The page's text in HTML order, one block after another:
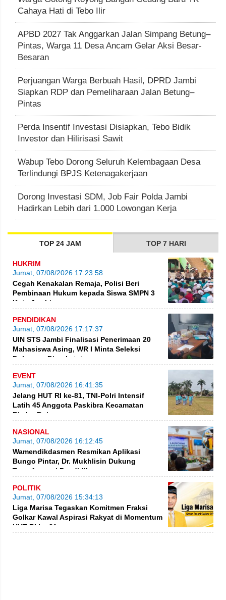
Cahaya Hati di Tebo Ilir
APBD 2027 Tak Anggarkan Jalan Simpang Betung–
Pintas, Warga 11 Desa Ancam Gelar Aksi Besar-
Besaran
Perjuangan Warga Berbuah Hasil, DPRD Jambi
Siapkan RDP dan Pemeliharaan Jalan Betung–
Pintas
Perda Insentif Investasi Disiapkan, Tebo Bidik
Investor dan Hilirisasi Sawit
Wabup Tebo Dorong Seluruh Kelembagaan Desa
Terlindungi BPJS Ketenagakerjaan
Dorong Investasi SDM, Job Fair Polda Jambi
Hadirkan Lebih dari 1.000 Lowongan Kerja
TOP 24 JAM TOP 7 HARI
HUKRIM
Jumat, 07/08/2026 17:23:58
Cegah Kenakalan Remaja, Polisi Beri
Pembinaan Hukum kepada Siswa SMPN 3
Kota Jambi
PENDIDIKAN
Jumat, 07/08/2026 17:17:37
UIN STS Jambi Finalisasi Penerimaan 20
Mahasiswa Asing, WR I Minta Seleksi
Dokumen Diperketat
EVENT
Jumat, 07/08/2026 16:41:35
Jelang HUT RI ke-81, TNI-Polri Intensif
Latih 45 Anggota Paskibra Kecamatan
Rimbo Bujang
NASIONAL
Jumat, 07/08/2026 16:12:45
Wamendikdasmen Resmikan Aplikasi
Bungo Pintar, Dr. Mukhlisin Dukung
Transformasi Pendidikan
POLITIK
Jumat, 07/08/2026 15:34:13
Liga Marisa Tegaskan Komitmen Fraksi
Golkar Kawal Aspirasi Rakyat di Momentum
HUT RI ke-81